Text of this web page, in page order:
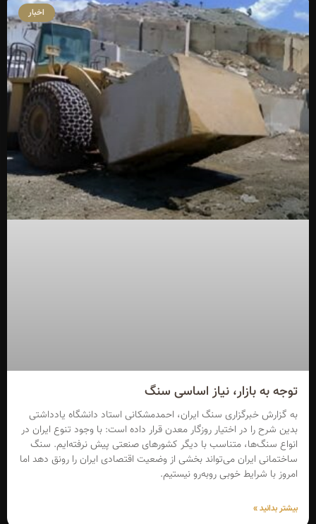
اخبار
توجه به بازار، نیاز اساسی سنگ
به گزارش خبرگزاری سنگ ایران، احمدمشکانی استاد دانشگاه یادداشتی
بدین شرح را در اختیار روزگار معدن قرار داده است: با وجود تنوع ایران در
انواع سنگ‌ها، متناسب با دیگر کشورهای صنعتی پیش نرفته‌ایم. سنگ
ساختمانی ایران می‌تواند بخشی از وضعیت اقتصادی ایران را رونق دهد اما
امروز با شرایط خوبی روبه‌رو نیستیم.
بیشتر بدانید »